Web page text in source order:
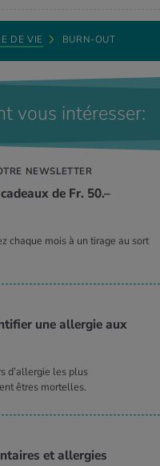
responsable de projet RH à
mente sana
responsable de projet RH à
DE VIE BURN-OUT
vous intéresser:
NEWSLETTER
de Fr. 50.–
chaque mois à un tirage au sort
une allergie aux
d’allergie les plus
êtres mortelles.
et allergies